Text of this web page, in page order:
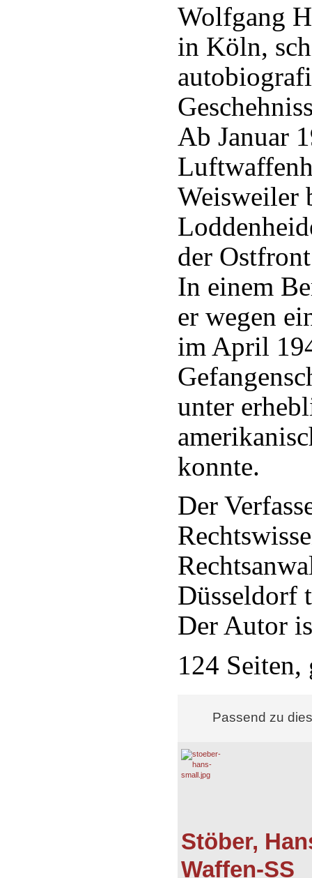
Wolfgang
in Köln,
Ab Januar
Weisweiler
der
In einem
er wegen
im April
unter
konnte.
Der
Düsseldorf
Der Autor
124 Seiten,
Passend zu
Stöber,
Waffen-SS